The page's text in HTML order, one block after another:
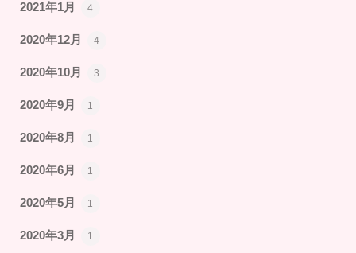
2021年1月 4
2020年12月 4
2020年10月 3
2020年9月 1
2020年8月 1
2020年6月 1
2020年5月 1
2020年3月 1